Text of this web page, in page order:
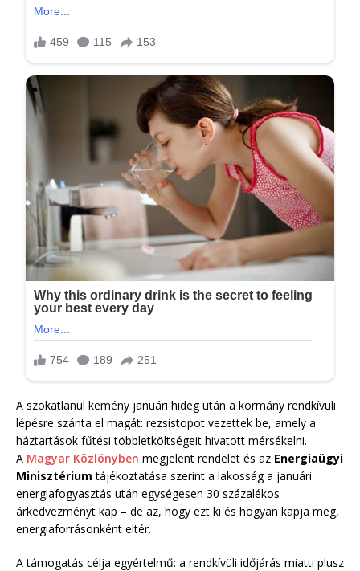
A szokatlanul kemény januári hideg után a kormány rendkívüli
lépésre szánta el magát: rezsistopot vezettek be, amely a
háztartások fűtési többletköltségeit hivatott mérsékelni.
A Magyar Közlönyben megjelent rendelet és az Energiaügyi
Minisztérium tájékoztatása szerint a lakosság a januári
energiafogyasztás után egységesen 30 százalékos
árkedvezményt kap – de az, hogy ezt ki és hogyan kapja meg,
energiaforrásonként eltér.
A támogatás célja egyértelmű: a rendkívüli időjárás miatti plusz